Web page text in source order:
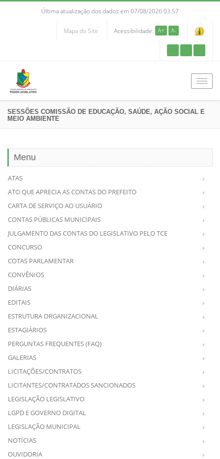
Última atualização dos dados em 07/08/2026 03:57
Mapa do Site Acessibilidade: A+ A-
SESSÕES COMISSÃO DE EDUCAÇÃO, SAÚDE, AÇÃO SOCIAL E
MEIO AMBIENTE
Menu
ATAS
ATO QUE APRECIA AS CONTAS DO PREFEITO
CARTA DE SERVIÇO AO USUÁRIO
CONTAS PÚBLICAS MUNICIPAIS
JULGAMENTO DAS CONTAS DO LEGISLATIVO PELO TCE
CONCURSO
COTAS PARLAMENTAR
CONVÊNIOS
DIÁRIAS
EDITAIS
ESTRUTURA ORGANIZACIONAL
ESTAGIÁRIOS
PERGUNTAS FREQUENTES (FAQ)
GALERIAS
LICITAÇÕES/CONTRATOS
LICITANTES/CONTRATADOS SANCIONADOS
LEGISLAÇÃO LEGISLATIVO
LGPD E GOVERNO DIGITAL
LEGISLAÇÃO MUNICIPAL
NOTÍCIAS
OUVIDORIA